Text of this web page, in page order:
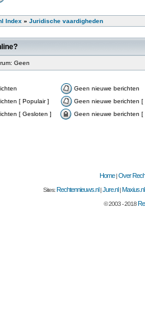
Index » Juridische vaardigheden
Geen
Geen nieuwe berichten
[ Populair ]
Geen nieuwe berichten [
[ Gesloten ]
Geen nieuwe berichten [
Home|Over
Sites:Rechtennieuws.nl |Jure.nl |Maxius.nl
© 2003 - 2018